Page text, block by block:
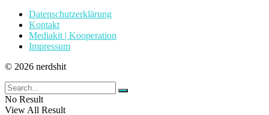
Datenschutzerklärung
Kontakt
Mediakit | Kooperation
Impressum
© 2026 nerdshit
No Result
View All Result